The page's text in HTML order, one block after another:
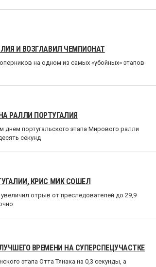
И ВОЗГЛАВИЛ ЧЕМПИОНАТ
на одном из самых «убойных» этапов
РАЛЛИ ПОРТУГАЛИЯ
днем португальского этапа Мирового ралли
секунд
КРИС МИК СОШЕЛ
отрыв от преследователей до 29,9
ВРЕМЕНИ НА СУПЕРСПЕЦУЧАСТКЕ
этапа Отта Тянака на 0,3 секунды, а